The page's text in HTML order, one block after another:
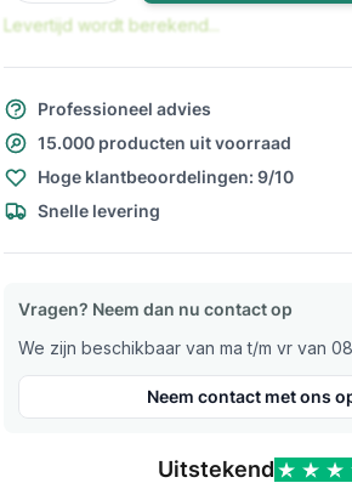
Levertijd wordt berekend...
Professioneel advies
15.000 producten uit voorraad
Hoge klantbeoordelingen: 9/10
Snelle levering
Vragen? Neem dan nu contact op
We zijn beschikbaar van ma t/m vr van
Neem contact met ons
Uitstekend